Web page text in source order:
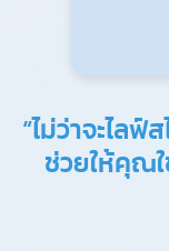
“ไม่ว่าจะไล
ช่วยให้คุณ